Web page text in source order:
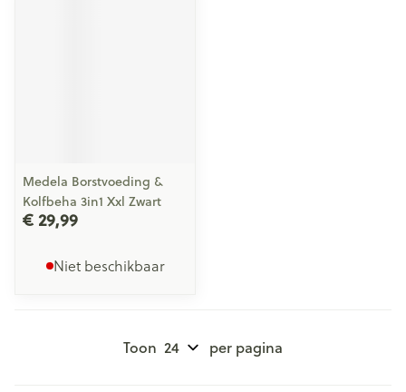
Medela Borstvoeding &
Kolfbeha 3in1 Xxl Zwart
€ 29,99
Niet beschikbaar
Toon per pagina